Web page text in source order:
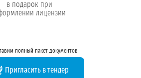
в подарок при
лицензии
полный пакет документов
Пригласить в тендер